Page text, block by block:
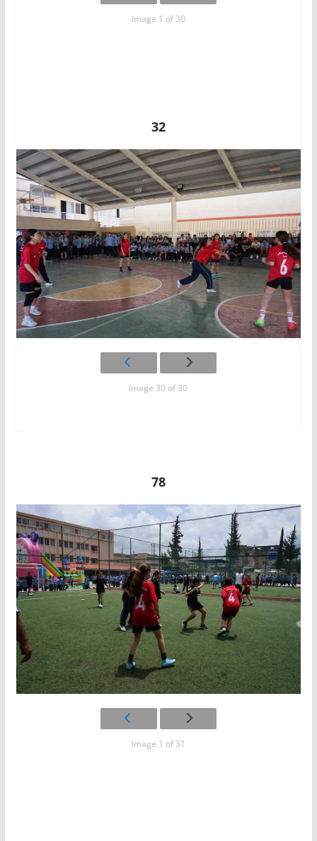
Image 1 of 30
32
Image 30 of 30
78
Image 1 of 31